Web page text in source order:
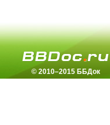
© 2010–2015 ББДок